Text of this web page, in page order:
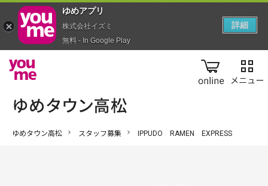
online
ゆめタウン高松 スタッフ募集 IPPUDO RAMEN EXPRESS
ゆめアプ‪リ‬
株式会社イズミ
無料 - In Google Play
詳細